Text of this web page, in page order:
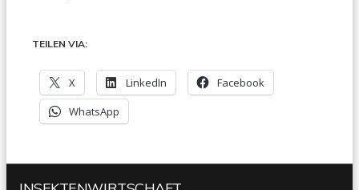
TEILEN VIA:
X LinkedIn
Facebook
WhatsApp